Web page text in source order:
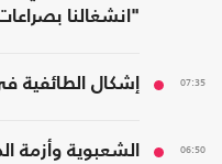
"انشغالنا
07:35 إشكال الطائفية
06:50
الشعبوية وأزمة